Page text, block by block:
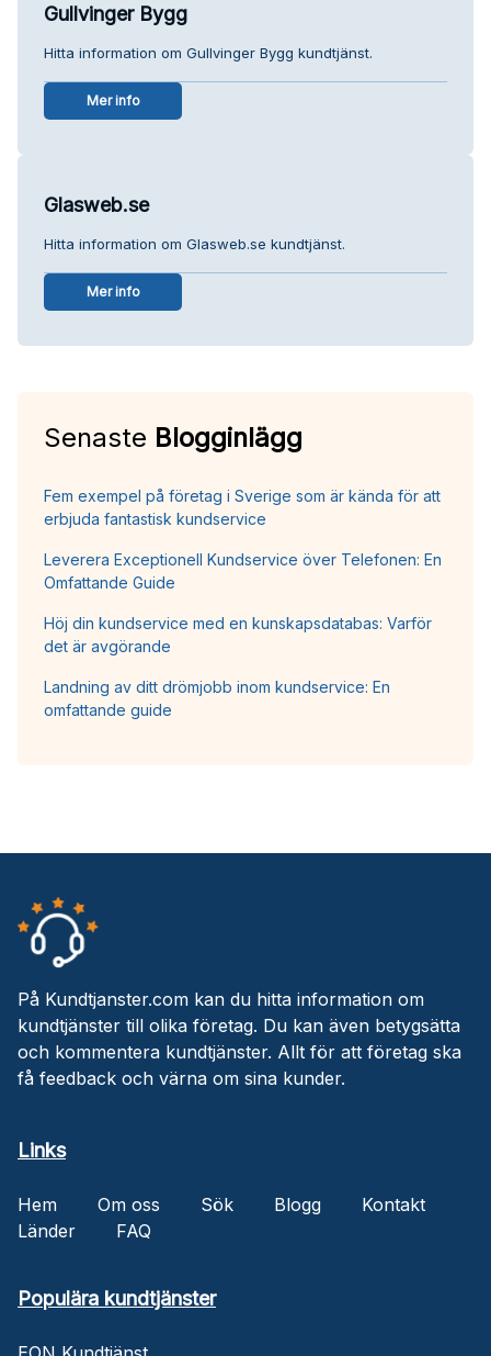
Gullvinger Bygg
Hitta information om Gullvinger Bygg kundtjänst.
Mer info
Glasweb.se
Hitta information om Glasweb.se kundtjänst.
Mer info
Senaste Blogginlägg
Fem exempel på företag i Sverige som är kända för att
erbjuda fantastisk kundservice
Leverera Exceptionell Kundservice över Telefonen: En
Omfattande Guide
Höj din kundservice med en kunskapsdatabas: Varför
det är avgörande
Landning av ditt drömjobb inom kundservice: En
omfattande guide
På Kundtjanster.com kan du hitta information om
kundtjänster till olika företag. Du kan även betygsätta
och kommentera kundtjänster. Allt för att företag ska
få feedback och värna om sina kunder.
Links
Hem Om oss Sök Blogg
Kontakt
Länder
FAQ
Populära kundtjänster